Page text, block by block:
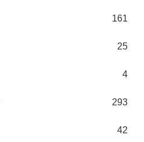
161
25
4
293
42